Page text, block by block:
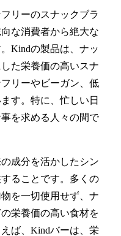
リーのスナックブラ
な消費者から絶大な
Kindの製品は、ナッ
た栄養価の高いスナ
リーやビーガン、低
す。特に、忙しい日
を求める人々の間で
成分を活かしたシン
ることです。多くの
を一切使用せず、ナ
栄養価の高い食材を
ば、Kindバーは、栄